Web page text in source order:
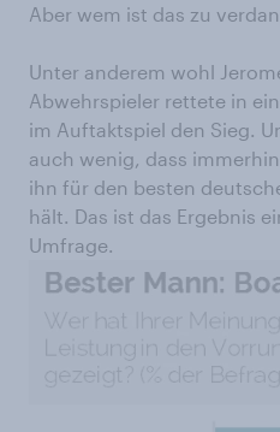
Aber wem ist das zu
Unter anderem wohl
Abwehrspieler rettete in
im Auftaktspiel den Sieg.
auch wenig, dass
ihn für den besten
hält. Das ist das Ergebnis
Umfrage.